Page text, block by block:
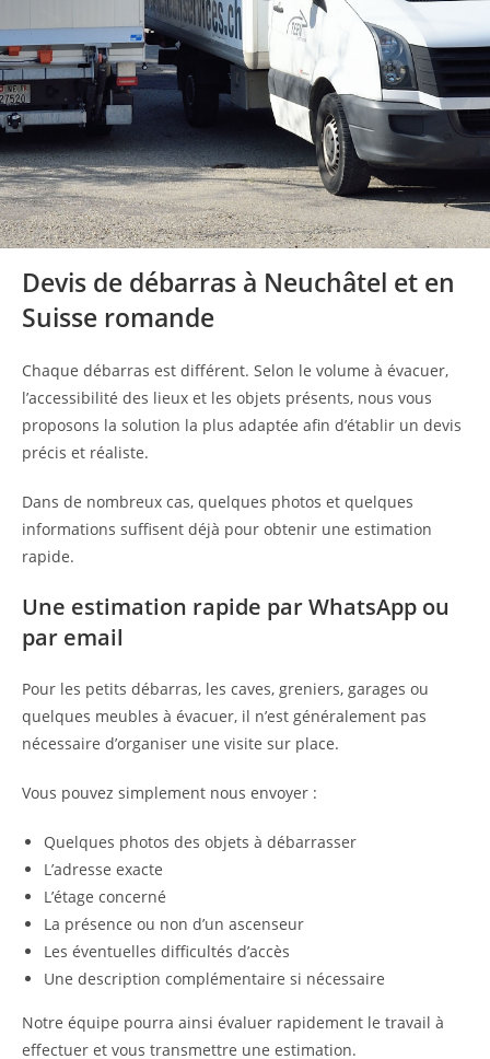
Devis de débarras à Neuchâtel et en
Suisse romande
Chaque débarras est différent. Selon le volume à évacuer,
l’accessibilité des lieux et les objets présents, nous vous
proposons la solution la plus adaptée afin d’établir un devis
précis et réaliste.
Dans de nombreux cas, quelques photos et quelques
informations suffisent déjà pour obtenir une estimation
rapide.
Une estimation rapide par WhatsApp ou
par email
Pour les petits débarras, les caves, greniers, garages ou
quelques meubles à évacuer, il n’est généralement pas
nécessaire d’organiser une visite sur place.
Vous pouvez simplement nous envoyer :
Quelques photos des objets à débarrasser
L’adresse exacte
L’étage concerné
La présence ou non d’un ascenseur
Les éventuelles difficultés d’accès
Une description complémentaire si nécessaire
Notre équipe pourra ainsi évaluer rapidement le travail à
effectuer et vous transmettre une estimation.